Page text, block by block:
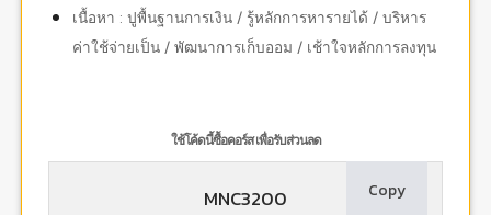
เนื้อหา : ปูพื้นฐานการเงิน / รู้หลักการหารายได้ / บริหาร
ค่าใช้จ่ายเป็น / พัฒนาการเก็บออม / เช้าใจหลักการลงทุน
ใช้โค้ดนี้ซื้อคอร์ส เพื่อรับส่วนลด
MNC3200 Copy